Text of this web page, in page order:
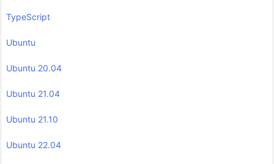
TypeScript
Ubuntu
Ubuntu 20.04
Ubuntu 21.04
Ubuntu 21.10
Ubuntu 22.04